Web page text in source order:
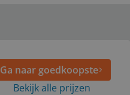
Ga naar goedkoopste
Bekijk alle prijzen